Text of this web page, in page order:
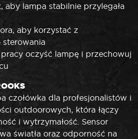
aby lampa stabilnie przylegała
aby korzystać z
oczyść lampę i przechowuj
czołówka dla profesjonalistów i
outdoorowych, która łączy
i wytrzymałość. Sensor
światła oraz odporność na